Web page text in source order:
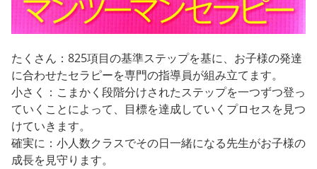
たくさん：825項目の基準ステップを基に、お子様の発達
に合わせたセラピーを専門の指導員が組み立てます。
小さく：こまかく段階分けされたステップを一つずつ登っ
ていくことによって、目標を達成していくプロセスを見つ
けていきます。
確実に：小人数クラスでその日一緒になる先生がお子様の
成長を見守ります。